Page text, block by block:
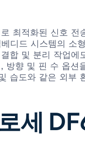
최적화된 신호 전
디드 시스템의 소
합 및 분리 작업에
방향 및 핀 수 옵션
습도와 같은 외부
세